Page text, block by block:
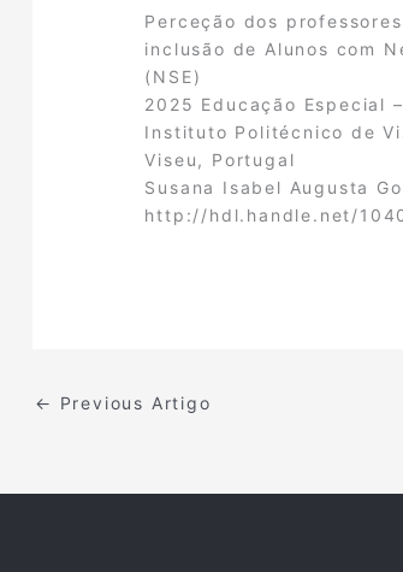
Perceção dos
inclusão de Alunos com
(NSE)
2025 Educação Especial
Instituto Politécnico de
Viseu, Portugal
Susana Isabel Augusta
http://hdl.handle.net/
← Previous Artigo